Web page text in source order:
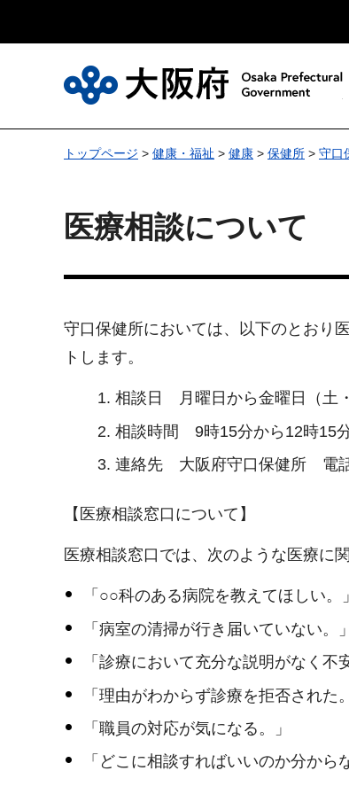
トップページ > 健康・福祉 > 健康 > 保健所 > 守口
医療相談について
守口保健所においては、以下のとおり
トします。
相談日 月曜日から金曜日（土
相談時間 9時15分から12時15
連絡先 大阪府守口保健所 電
【医療相談窓口について】
医療相談窓口では、次のような医療に
「○○科のある病院を教えてほしい。」
「病室の清掃が行き届いていない。」
「診療において充分な説明がなく不
「理由がわからず診療を拒否された
「職員の対応が気になる。」
「どこに相談すればいいのか分か